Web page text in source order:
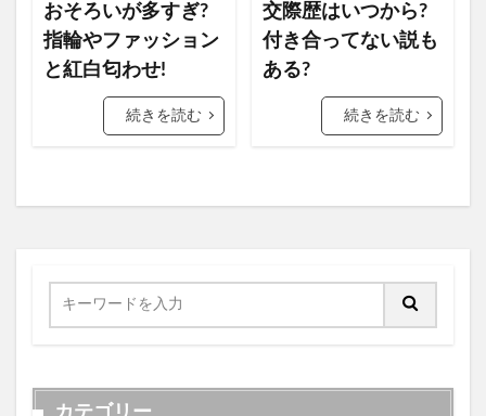
おそろいが多すぎ?
指輪やファッション
と紅白匂わせ!
続きを読む
交際歴はいつから?
付き合ってない説も
ある?
続きを読む